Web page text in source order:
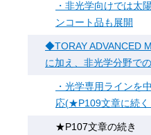
・非光学向けでは
ンコート品も展開
◆TORAY ADVANCED
に加え、非光学分野で
・光学専用ラインを
応(★P109文章に続く
★P107文章の続き